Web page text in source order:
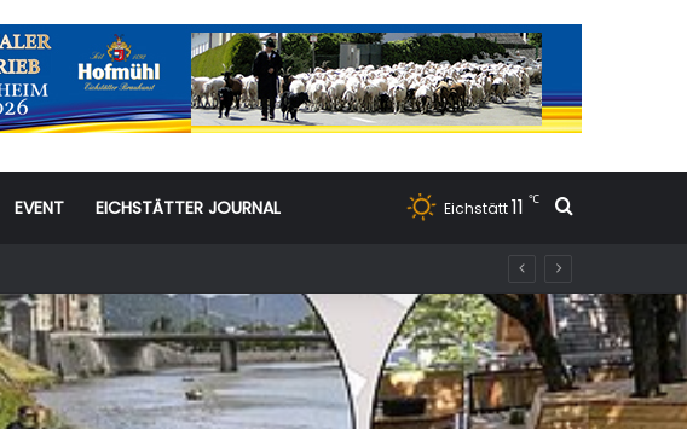
EVENT EICHSTÄTTER JOURNAL Eichstätt11 ℃ Suchen
Familie